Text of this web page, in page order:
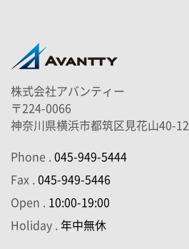
株式会社アバンティー
〒224-0066
神奈川県横浜市都筑区見花山40-12
Phone .045-949-5444
Fax .045-949-5446
Open . 10:00-19:00
Holiday .年中無休